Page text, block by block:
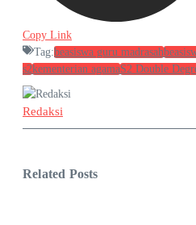
Copy Link
Tag:beasiswa guru madrasah
s2kementerian agamaS2 Double
Redaksi
Related Posts